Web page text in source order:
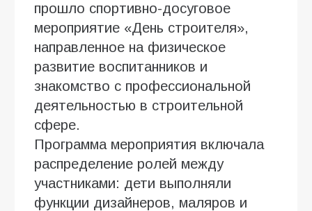
прошло спортивно-досуговое
мероприятие «День строителя»,
направленное на физическое
развитие воспитанников и
знакомство с профессиональной
деятельностью в строительной
сфере.
Программа мероприятия включала
распределение ролей между
участниками: дети выполняли
функции дизайнеров, маляров и